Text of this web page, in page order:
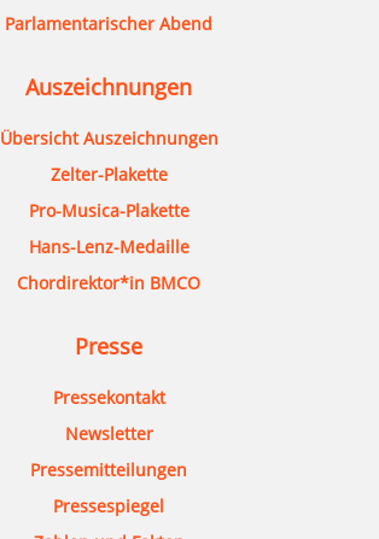
Parlamentarischer Abend
Auszeichnungen
Übersicht Auszeichnungen
Zelter-Plakette
Pro-Musica-Plakette
Hans-Lenz-Medaille
Chordirektor*in BMCO
Presse
Pressekontakt
Newsletter
Pressemitteilungen
Pressespiegel